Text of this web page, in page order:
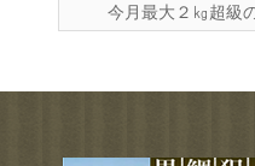
今月最大２㎏超級